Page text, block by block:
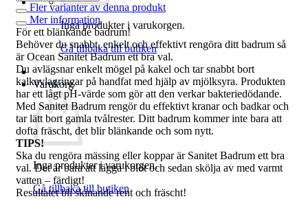
Inga produkter i varukorgen.
Gå tillbaka till butiken
Varukorg
Inga produkter i varukorgen.
Gå tillbaka till butiken
Fler varianter av denna produkt
Mer information
För ett blänkande badrum!
Behöver du snabbt, enkelt och effektivt rengöra ditt badrum så
är Ocean Sanitet Badrum ett bra val.
Du avlägsnar enkelt mögel på kakel och tar snabbt bort
kalkavlagringar på handfat med hjälp av mjölksyra. Produkten
har ett lågt pH-värde som gör att den verkar bakteriedödande.
Med Sanitet Badrum rengör du effektivt kranar och badkar och
tar lätt bort gamla tvålrester. Ditt badrum kommer inte bara att
dofta fräscht, det blir blänkande och som nytt.
TIPS!
Ska du rengöra mässing eller koppar är Sanitet Badrum ett bra
val. Det är bara att lägga i blöt och sedan skölja av med varmt
vatten – färdigt!
Resultatet bli skinande rent och fräscht!